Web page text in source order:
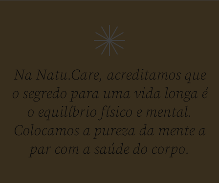
Na Natu.Care, acreditamos que
o segredo para uma vida longa é
o equilíbrio físico e mental.
Colocamos a pureza da mente a
par com a saúde do corpo.